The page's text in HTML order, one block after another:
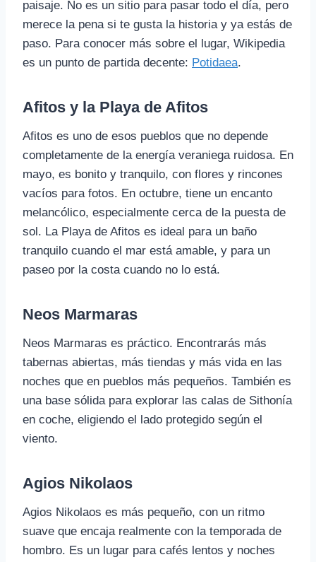
paisaje. No es un sitio para pasar todo el día, pero
merece la pena si te gusta la historia y ya estás de
paso. Para conocer más sobre el lugar, Wikipedia
es un punto de partida decente: Potidaea.
Afitos y la Playa de Afitos
Afitos es uno de esos pueblos que no depende
completamente de la energía veraniega ruidosa. En
mayo, es bonito y tranquilo, con flores y rincones
vacíos para fotos. En octubre, tiene un encanto
melancólico, especialmente cerca de la puesta de
sol. La Playa de Afitos es ideal para un baño
tranquilo cuando el mar está amable, y para un
paseo por la costa cuando no lo está.
Neos Marmaras
Neos Marmaras es práctico. Encontrarás más
tabernas abiertas, más tiendas y más vida en las
noches que en pueblos más pequeños. También es
una base sólida para explorar las calas de Sithonía
en coche, eligiendo el lado protegido según el
viento.
Agios Nikolaos
Agios Nikolaos es más pequeño, con un ritmo
suave que encaja realmente con la temporada de
hombro. Es un lugar para cafés lentos y noches